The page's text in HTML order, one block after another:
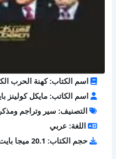
اسم الكتاب: كهنة الحرب
اسم الكاتب: مايكل كولينز
التصنيف: سير وتراجم
اللغة: عربي
حجم الكتاب: 20.1 ميجا بايت